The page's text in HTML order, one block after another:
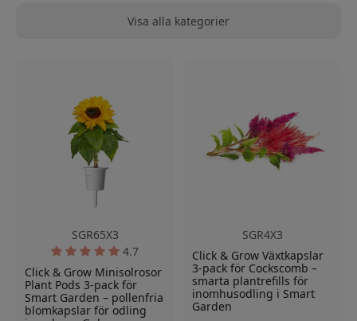
Visa alla kategorier
SGR65X3
4.7
Click & Grow Minisolrosor
Plant Pods 3-pack för
Smart Garden – pollenfria
blomkapslar för odling
SGR4X3
Click & Grow Växtkapslar
3-pack för Cockscomb –
smarta plantrefills för
inomhusodling i Smart
Garden